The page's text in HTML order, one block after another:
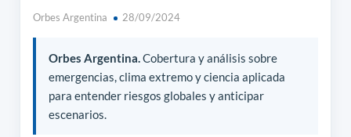
Orbes Argentina 28/09/2024
Orbes Argentina.Cobertura y análisis sobre
emergencias, clima extremo y ciencia aplicada
para entender riesgos globales y anticipar
escenarios.